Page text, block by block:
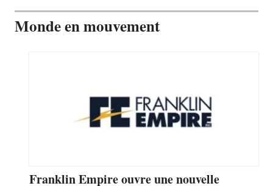
Monde en mouvement
Franklin Empire ouvre une nouvelle